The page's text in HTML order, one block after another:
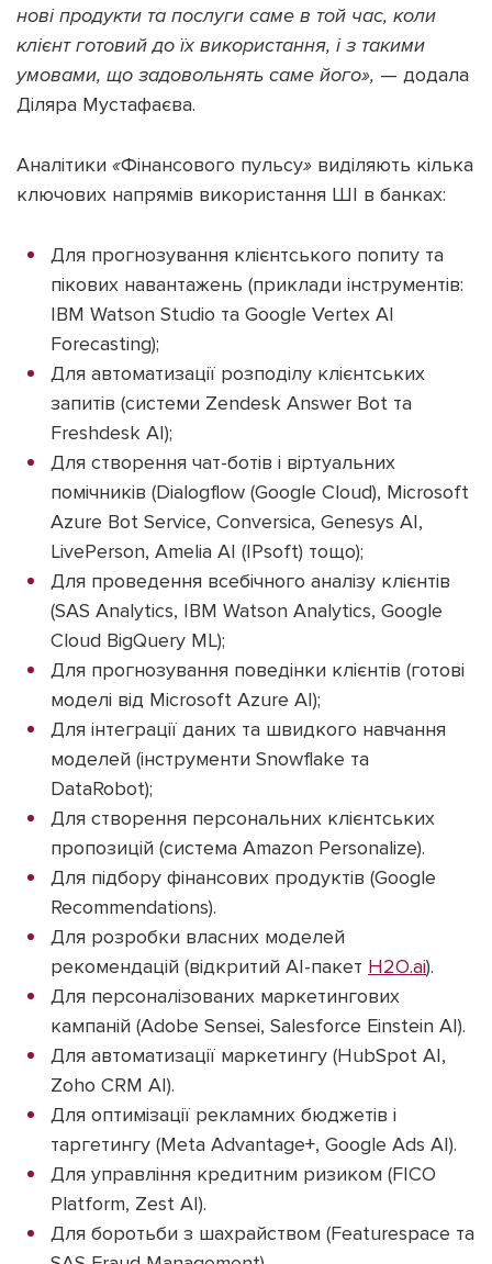
нові продукти та послуги саме в той час, коли
клієнт готовий до їх використання, і з такими
умовами, що задовольнять саме його», — додала
Діляра Мустафаєва.
Аналітики «Фінансового пульсу» виділяють кілька
ключових напрямів використання ШІ в банках:
Для прогнозування клієнтського попиту та
пікових навантажень (приклади інструментів:
IBM Watson Studio та Google Vertex AI
Forecasting);
Для автоматизації розподілу клієнтських
запитів (системи Zendesk Answer Bot та
Freshdesk AI);
Для створення чат-ботів і віртуальних
помічників (Dialogflow (Google Cloud), Microsoft
Azure Bot Service, Conversica, Genesys AI,
LivePerson, Amelia AI (IPsoft) тощо);
Для проведення всебічного аналізу клієнтів
(SAS Analytics, IBM Watson Analytics, Google
Cloud BigQuery ML);
Для прогнозування поведінки клієнтів (готові
моделі від Microsoft Azure AI);
Для інтеграції даних та швидкого навчання
моделей (інструменти Snowflake та
DataRobot);
Для створення персональних клієнтських
пропозицій (система Amazon Personalize).
Для підбору фінансових продуктів (Google
Recommendations).
Для розробки власних моделей
рекомендацій (відкритий AI-пакет H2O.ai).
Для персоналізованих маркетингових
кампаній (Adobe Sensei, Salesforce Einstein AI).
Для автоматизації маркетингу (HubSpot AI,
Zoho CRM AI).
Для оптимізації рекламних бюджетів і
таргетингу (Meta Advantage+, Google Ads AI).
Для управління кредитним ризиком (FICO
Platform, Zest AI).
Для боротьби з шахрайством (Featurespace та